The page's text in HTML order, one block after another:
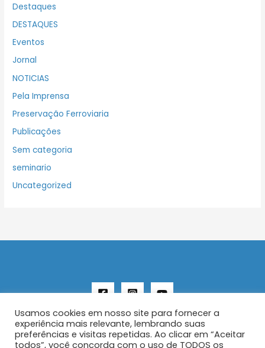
Destaques
DESTAQUES
Eventos
Jornal
NOTICIAS
Pela Imprensa
Preservação Ferroviaria
Publicações
Sem categoria
seminario
Uncategorized
Usamos cookies em nosso site para fornecer a
experiência mais relevante, lembrando suas
preferências e visitas repetidas. Ao clicar em “Aceitar
todos”, você concorda com o uso de TODOS os